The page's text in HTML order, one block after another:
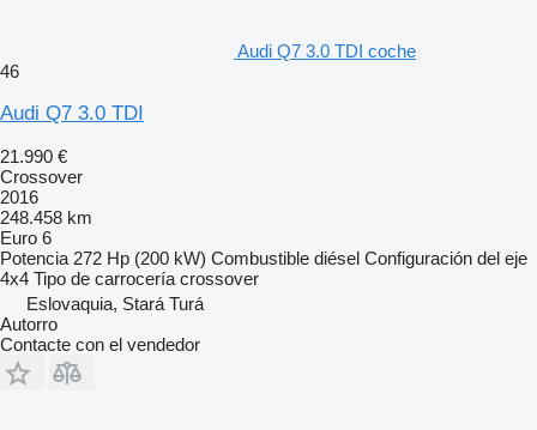
Audi Q7 3.0 TDI coche
46
Audi Q7 3.0 TDI
21.990 €
Crossover
2016
248.458 km
Euro 6
Potencia 272 Hp (200 kW) Combustible diésel Configuración del eje
4x4 Tipo de carrocería crossover
Eslovaquia, Stará Turá
Autorro
Contacte con el vendedor